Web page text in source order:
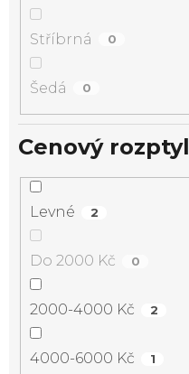
Stříbrná 0
Šedá 0
Cenový rozptyl
Levné 2
Do 2000 Kč 0
2000-4000 Kč 2
4000-6000 Kč 1